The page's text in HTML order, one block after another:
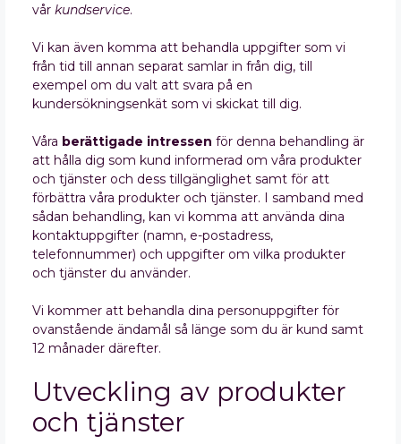
vår kundservice.
Vi kan även komma att behandla uppgifter som vi
från tid till annan separat samlar in från dig, till
exempel om du valt att svara på en
kundersökningsenkät som vi skickat till dig.
Våra berättigade intressen för denna behandling är
att hålla dig som kund informerad om våra produkter
och tjänster och dess tillgänglighet samt för att
förbättra våra produkter och tjänster. I samband med
sådan behandling, kan vi komma att använda dina
kontaktuppgifter (namn, e-postadress,
telefonnummer) och uppgifter om vilka produkter
och tjänster du använder.
Vi kommer att behandla dina personuppgifter för
ovanstående ändamål så länge som du är kund samt
12 månader därefter.
Utveckling av produkter
och tjänster